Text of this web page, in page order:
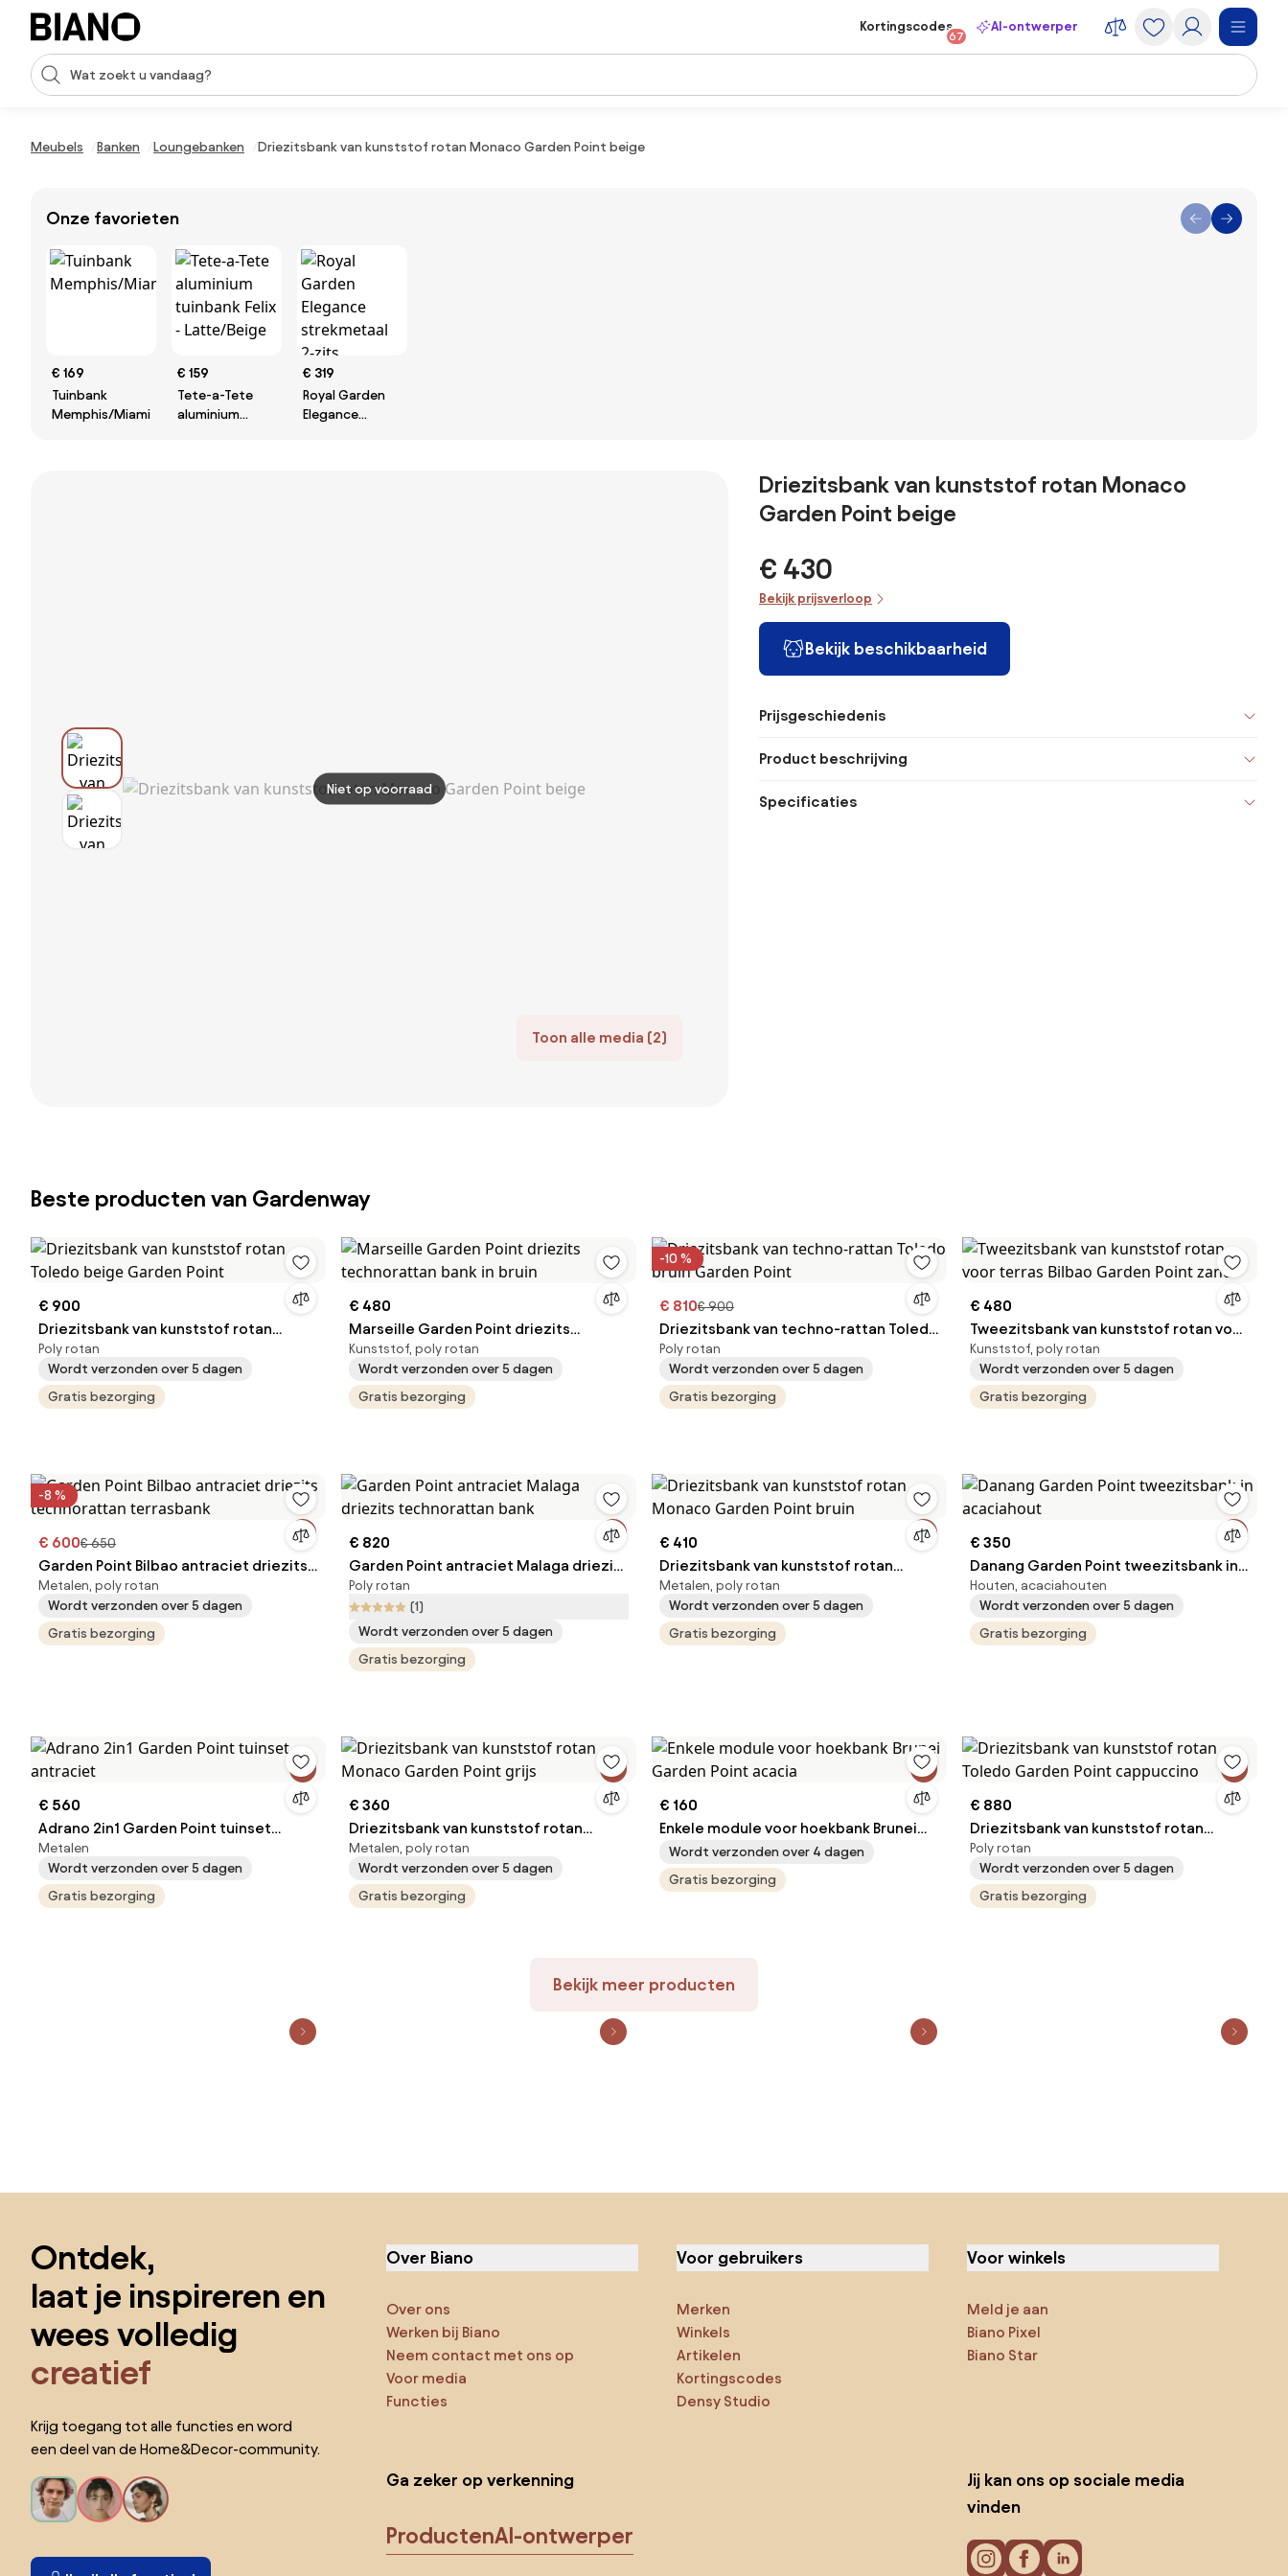
Navigatie overslaan, naar inhoud springen
Zoekopdracht invoeren
Kortingscodes
67
AI-ontwerper
Meubels Banken Loungebanken Driezitsbank van kunststof rotan Monaco Garden Point beige
Onze favorieten
€ 169
Tuinbank
Memphis/Miami
€ 159
Tete-a-Tete
aluminium
€ 319
Royal Garden
Elegance
Toon alle media (2)
Niet op voorraad
Driezitsbank van kunststof rotan Monaco
Garden Point beige
€ 430
Bekijk prijsverloop
Bekijk beschikbaarheid
Prijsgeschiedenis
Product beschrijving
Specificaties
Beste producten van Gardenway
€ 900
Driezitsbank van kunststof rotan
Toledo beige Garden Point
Poly rotan
Wordt verzonden over 5 dagen
Gratis bezorging
€ 480
Marseille Garden Point driezits
technorattan bank in bruin
Kunststof, poly rotan
Wordt verzonden over 5 dagen
Gratis bezorging
-10 %
€ 810€ 900
Driezitsbank van techno-rattan Toledo
bruin Garden Point
Poly rotan
Wordt verzonden over 5 dagen
Gratis bezorging
€ 480
Tweezitsbank van kunststof rotan voor
terras Bilbao Garden Point zand
Kunststof, poly rotan
Wordt verzonden over 5 dagen
Gratis bezorging
-8 %
€ 600€ 650
Garden Point Bilbao antraciet driezits
technorattan terrasbank
Metalen, poly rotan
Wordt verzonden over 5 dagen
Gratis bezorging
€ 820
Garden Point antraciet Malaga driezits
technorattan bank
Poly rotan
(1)
Wordt verzonden over 5 dagen
Gratis bezorging
€ 410
Driezitsbank van kunststof rotan
Monaco Garden Point bruin
Metalen, poly rotan
Wordt verzonden over 5 dagen
Gratis bezorging
€ 350
Danang Garden Point tweezitsbank in
acaciahout
Houten, acaciahouten
Wordt verzonden over 5 dagen
Gratis bezorging
€ 560
Adrano 2in1 Garden Point tuinset
antraciet
Metalen
Wordt verzonden over 5 dagen
Gratis bezorging
€ 360
Driezitsbank van kunststof rotan
Monaco Garden Point grijs
Metalen, poly rotan
Wordt verzonden over 5 dagen
Gratis bezorging
€ 160
Enkele module voor hoekbank Brunei
Garden Point acacia
Wordt verzonden over 4 dagen
Gratis bezorging
€ 880
Driezitsbank van kunststof rotan
Toledo Garden Point cappuccino
Poly rotan
Wordt verzonden over 5 dagen
Gratis bezorging
Bekijk meer producten
Ontdek,
laat je inspireren en
wees volledig
creatief
Krijg toegang tot alle functies en word
een deel van de Home&Decor-community.
Over Biano
Over ons
Werken bij Biano
Neem contact met ons op
Voor media
Functies
Voor gebruikers
Merken
Winkels
Artikelen
Kortingscodes
Densy Studio
Voor winkels
Meld je aan
Biano Pixel
Biano Star
Ga zeker op verkenning
ProductenAI-ontwerper
Jij kan ons op sociale media
vinden